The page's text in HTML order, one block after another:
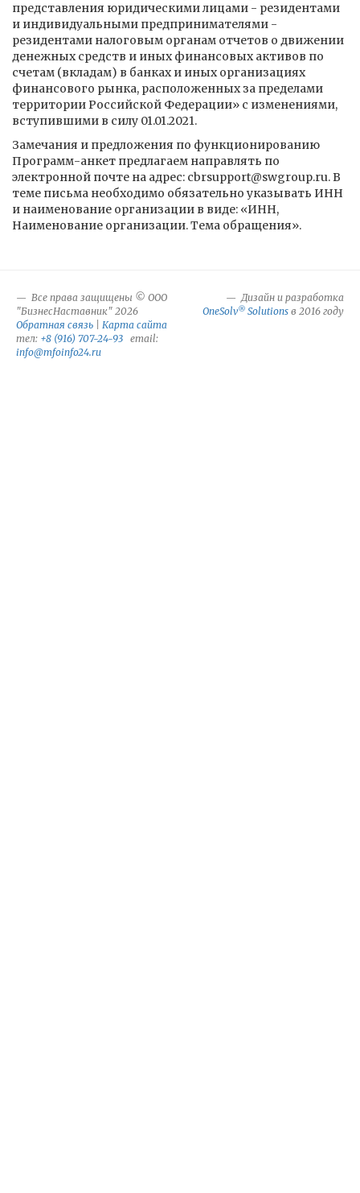
представления юридическими лицами - резидентами
и индивидуальными предпринимателями -
резидентами налоговым органам отчетов о движении
денежных средств и иных финансовых активов по
счетам (вкладам) в банках и иных организациях
финансового рынка, расположенных за пределами
территории Российской Федерации» с изменениями,
вступившими в силу 01.01.2021.
Замечания и предложения по функционированию
Программ-анкет предлагаем направлять по
электронной почте на адрес: cbrsupport@swgroup.ru. В
теме письма необходимо обязательно указывать ИНН
и наименование организации в виде: «ИНН,
Наименование организации. Тема обращения».
Все права защищены © ООО
"БизнесНаставник" 2026
Обратная связь
Карта сайта
тел: +8 (916) 707-24-93 email:
info@mfoinfo24.ru
Дизайн и разработка
OneSolv® Solutions в 2016 году